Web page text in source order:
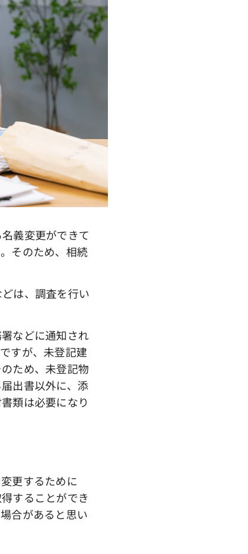
義変更ができて
そのため、相続
は、調査を行い
などに通知され
すが、未登記建
ため、未登記物
出書以外に、添
類は必要になり
更するために
することができ
合があると思い